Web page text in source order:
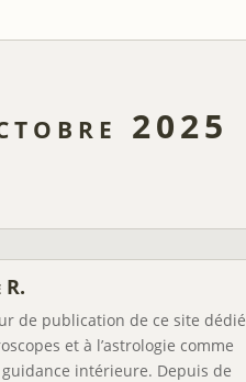
2025
R.
de publication de ce site dédié
et à l’astrologie comme
intérieure. Depuis de